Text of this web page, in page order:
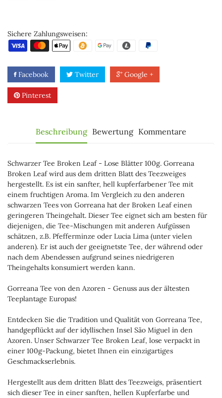
Sichere Zahlungsweisen:
Facebook Twitter Google +
Pinterest
Beschreibung Bewertung Kommentare
Schwarzer Tee Broken Leaf - Lose Blätter 100g. Gorreana
Broken Leaf wird aus dem dritten Blatt des Teezweiges
hergestellt. Es ist ein sanfter, hell kupferfarbener Tee mit
einem fruchtigen Aroma. Im Vergleich zu den anderen
schwarzen Tees von Gorreana hat der Broken Leaf einen
geringeren Theingehalt. Dieser Tee eignet sich am besten für
diejenigen, die Tee-Mischungen mit anderen Aufgüssen
schätzen, z.B. Pfefferminze oder Lucia Lima (unter vielen
anderen). Er ist auch der geeignetste Tee, der während oder
nach dem Abendessen aufgrund seines niedrigeren
Theingehalts konsumiert werden kann.
Gorreana Tee von den Azoren - Genuss aus der ältesten
Teeplantage Europas!
Entdecken Sie die Tradition und Qualität von Gorreana Tee,
handgepflückt auf der idyllischen Insel São Miguel in den
Azoren. Unser Schwarzer Tee Broken Leaf, lose verpackt in
einer 100g-Packung, bietet Ihnen ein einzigartiges
Geschmackserlebnis.
Hergestellt aus dem dritten Blatt des Teezweigs, präsentiert
sich dieser Tee in einer sanften, hellen Kupferfarbe und